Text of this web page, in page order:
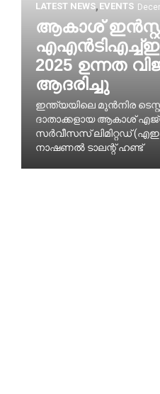
LATEST NEWS EVENTS
ആകാശ്
2025 ഉന്നത
ആദരിച്ചു
ഇന്ത്യയിലെ മുൻനിര ടെസ്റ്റ്
ദാതാക്കളായ ആകാശ്
സർവീസസ് ലിമിറ്റഡ്
നാഷണൽ ടാലന്റ് ഹണ്ട്